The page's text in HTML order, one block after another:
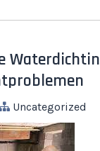
Uncategorized